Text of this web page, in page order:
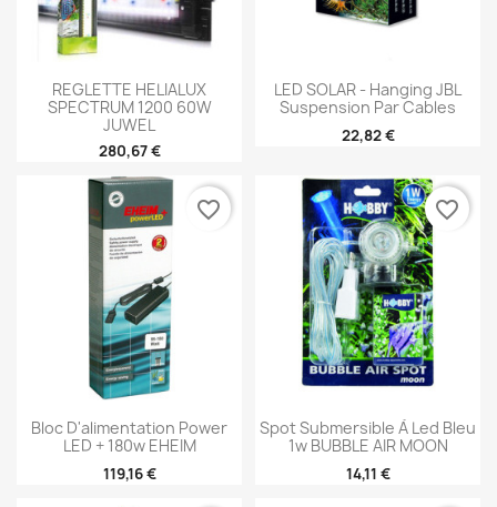
REGLETTE HELIALUX
SPECTRUM 1200 60W
JUWEL
280,67 €
LED SOLAR - Hanging JBL
Suspension Par Cables
22,82 €
Bloc D'alimentation Power
LED + 180w EHEIM
119,16 €
favorite_border
Spot Submersible À Led Bleu
1w BUBBLE AIR MOON
14,11 €
favorite_border